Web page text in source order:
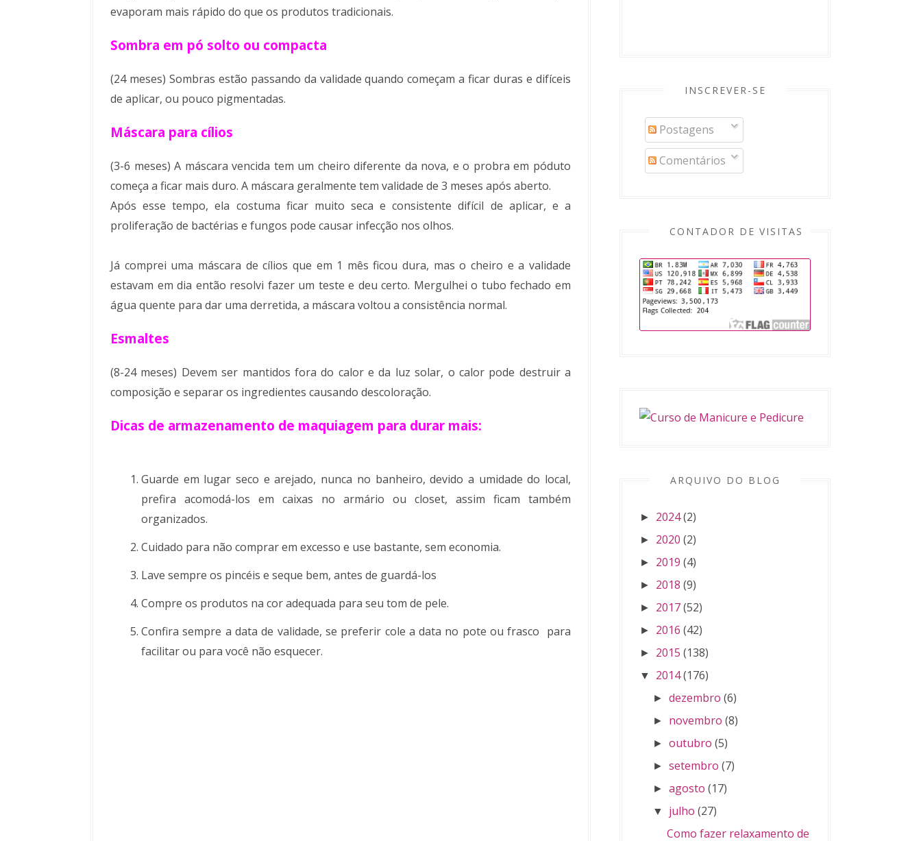
evaporam mais rápido do que os produtos tradicionais.
Sombra em pó solto ou compacta
(24 meses) Sombras estão passando da validade quando começam a ficar duras e difíceis
de aplicar, ou pouco pigmentadas.
Máscara para cílios
(3-6 meses) A máscara vencida tem um cheiro diferente da nova, e o probra em póduto
começa a ficar mais duro. A máscara geralmente tem validade de 3 meses após aberto.
Após esse tempo, ela costuma ficar muito seca e consistente difícil de aplicar, e a
proliferação de bactérias e fungos pode causar infecção nos olhos.
Já comprei uma máscara de cílios que em 1 mês ficou dura, mas o cheiro e a validade
estavam em dia então resolvi fazer um teste e deu certo. Mergulhei o tubo fechado em
água quente para dar uma derretida, a máscara voltou a consistência normal.
Esmaltes
(8-24 meses) Devem ser mantidos fora do calor e da luz solar, o calor pode destruir a
composição e separar os ingredientes causando descoloração.
Dicas de armazenamento de maquiagem para durar mais:
Guarde em lugar seco e arejado, nunca no banheiro, devido a umidade do local,
prefira acomodá-los em caixas no armário ou closet, assim ficam também
organizados.
Cuidado para não comprar em excesso e use bastante, sem economia.
Lave sempre os pincéis e seque bem, antes de guardá-los
Compre os produtos na cor adequada para seu tom de pele.
Confira sempre a data de validade, se preferir cole a data no pote ou frasco para
facilitar ou para você não esquecer.
INSCREVER-SE
Postagens
Comentários
CONTADOR DE VISITAS
ARQUIVO DO BLOG
► 2024(2)
► 2020 (2)
► 2019 (4)
► 2018 (9)
► 2017(52)
► 2016 (42)
► 2015 (138)
▼ 2014(176)
►dezembro (6)
► novembro (8)
►outubro (5)
►setembro (7)
►agosto (17)
▼ julho (27)
Como fazer relaxamento de